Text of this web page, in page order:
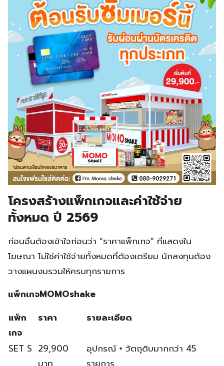
โครงสร้างแพ็กเกจและค่าใช้จ่าย
ทั้งหมด ปี 2569
ก่อนอื่นต้องเข้าใจก่อนว่า “ราคาแพ็กเกจ” ที่แสดงใน
โฆษณา ไม่ใช่ค่าใช้จ่ายทั้งหมดที่ต้องเตรียม นักลงทุนต้อง
วางแผนงบรวมให้ครบทุกรายการ
แพ็กเกจMOMOshake
แพ็ก
เกจ
ราคา รายละเอียด
SET S 29,900
บาท
อุปกรณ์ + วัตถุดิบมากกว่า 45
รายการ